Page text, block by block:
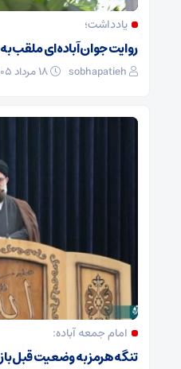
یادداشت؛
روایت جوان آباده‌ای ملقب
sobhapatieh
امام جمعه آباده:
تنگه هرمز به وضعیت قبل